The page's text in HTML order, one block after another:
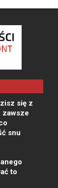
się z
zawsze
snu
to